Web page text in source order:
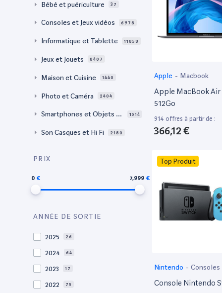
Bébé et puériculture 37
Consoles et Jeux vidéos 6978
Informatique et Tablette 11858
Jeux et Jouets 8407
Maison et Cuisine 1440
Photo et Caméra 2404
Smartphones et Objets c
1514
Son Casques et Hi Fi 2180
PRIX
0 7,999
ANNÉE DE SORTIE
2025 26
2024 64
2023 17
2022 75
Apple - Macbook
Apple MacBook Air
512Go
914 offres à partir de :
366,12 €
Top Produit
Nintendo - Consoles
Console Nintendo